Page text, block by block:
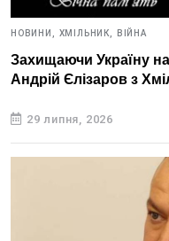
НОВИНИ, ХМІЛЬНИК, ВІЙНА
Захищаючи Україну
Андрій Єлізаров з
29 липня, 2026